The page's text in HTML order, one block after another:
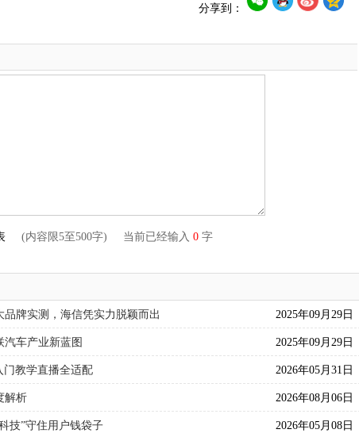
分享到：
表 (内容限5至500字) 当前已经输入 0 字
牌实测，海信凭实力脱颖而出 2025年09月29日
车产业新蓝图 2025年09月29日
门教学直播全适配 2026年05月31日
解析 2026年08月06日
技”守住用户钱袋子 2026年05月08日